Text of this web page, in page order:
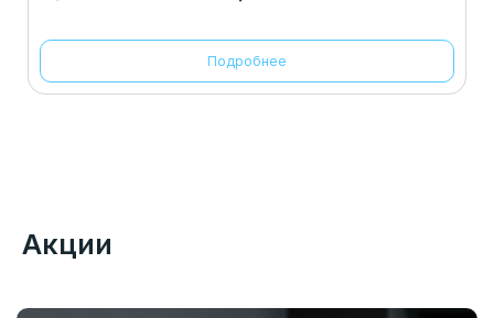
Подробнее
Акции